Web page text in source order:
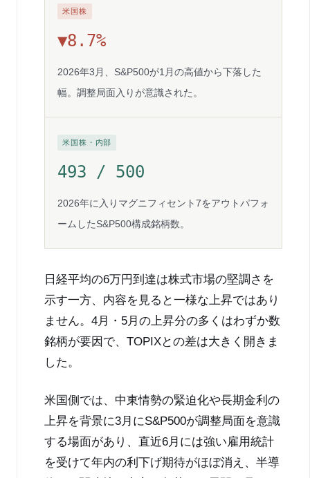
米国株
▼8.7%
2026年3月、S&P500が1月の高値から下落した
幅。調整局面入りが意識された。
米国株・内部
493 / 500
2026年に入りマグニフィセント7をアウトパフォ
ームしたS&P500構成銘柄数。
日経平均の6万円到達は株式市場の堅調さを
示す一方、内容を見ると一様な上昇ではあり
ません。4月・5月の上昇分の多くはわずか数
銘柄が要因で、TOPIXとの差は大きく開きま
した。
米国側では、中東情勢の緊迫化や長期金利の
上昇を背景に3月にS&P500が調整局面を意識
する場面があり、直近6月には強い雇用統計
を受けて年内の利下げ期待がほぼ消え、半導